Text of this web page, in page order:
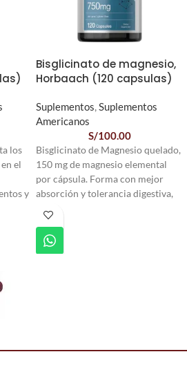
los
el
y
en
Bisglicinato de magnesio,
Horbaach (120 capsulas)
Suplementos,Suplementos
Americanos
S/100.00
Bisglicinato de Magnesio quelado,
150 mg de magnesio elemental
por cápsula. Forma con mejor
absorción y tolerancia digestiva,
Horbäach.